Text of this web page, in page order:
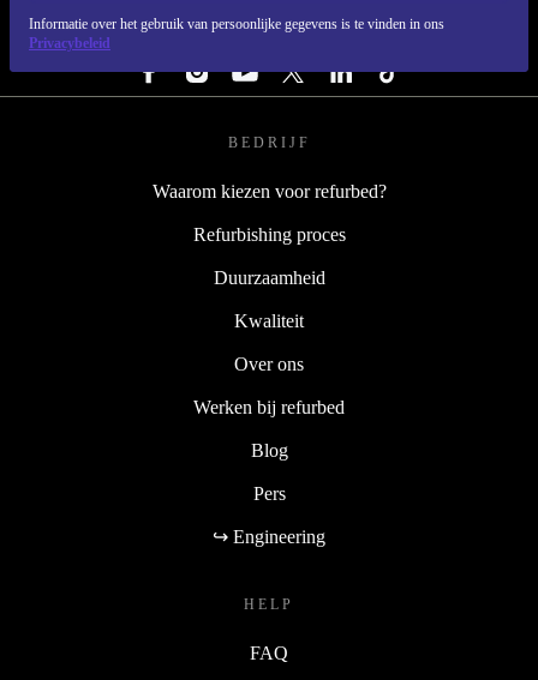
Informatie over het gebruik van persoonlijke gegevens is te vinden in ons
Privacybeleid
VOLG ONS
BEDRIJF
Waarom kiezen voor refurbed?
Refurbishing proces
Duurzaamheid
Kwaliteit
Over ons
Werken bij refurbed
Blog
Pers
↪ Engineering
HELP
FAQ